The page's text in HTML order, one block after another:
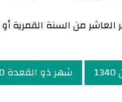
من السنة القمرية أو
شهر ذو القعدة 1340 ←